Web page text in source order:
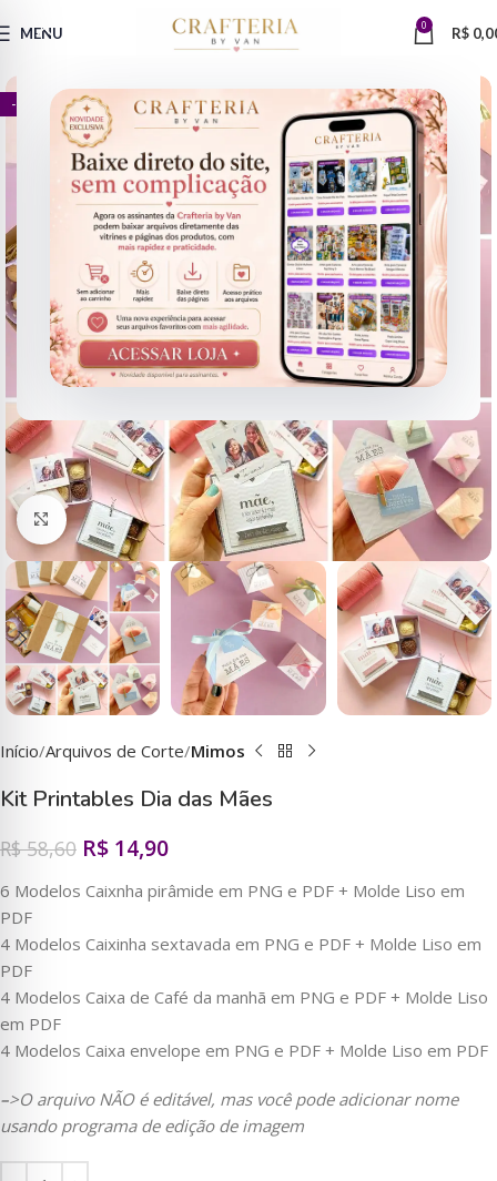
MENU 0 R$
- 75%
Clique para ampliar
Início Arquivos de Corte Mimos
Kit Printables Dia das Mães
R$58,60 R$ 14,90
6 Modelos Caixnha pirâmide em PNG e PDF + Molde Liso em
PDF
4 Modelos Caixinha sextavada em PNG e PDF + Molde Liso em
PDF
4 Modelos Caixa de Café da manhã em PNG e PDF + Molde Liso
em PDF
4 Modelos Caixa envelope em PNG e PDF + Molde Liso em PDF
–>O arquivoNÃO é editável, mas você pode adicionar nome
usando programa de edição de imagem